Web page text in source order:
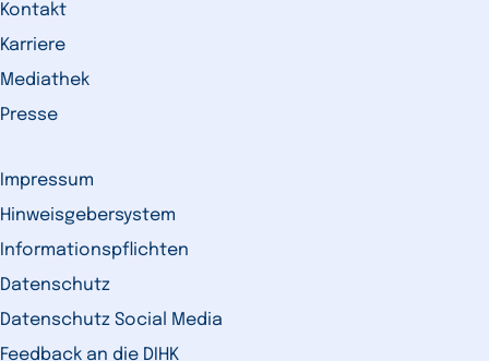
Kontakt
Karriere
Mediathek
Presse
Impressum
Hinweisgebersystem
Informationspflichten
Datenschutz
Datenschutz Social Media
Feedback an die DIHK